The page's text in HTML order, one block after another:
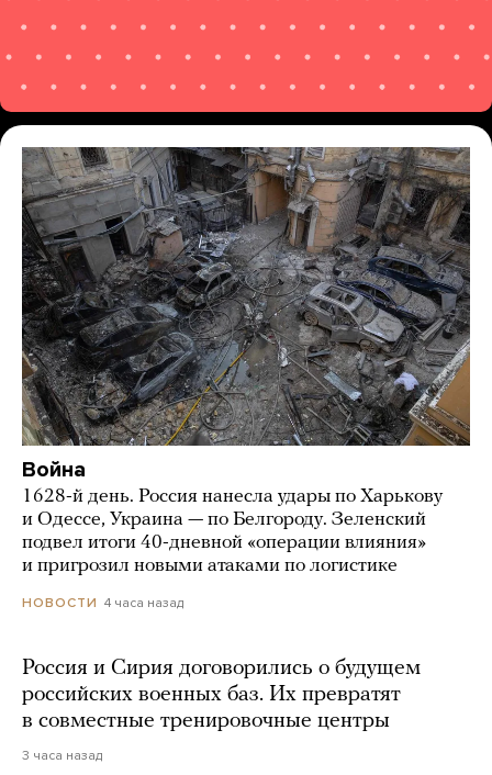
Война
1628-й день. Россия нанесла удары по Харькову
и Одессе, Украина — по Белгороду. Зеленский
подвел итоги 40-дневной «операции влияния»
и пригрозил новыми атаками по логистике
НОВОСТИ 4 часа назад
Россия и Сирия договорились о будущем
российских военных баз. Их превратят
в совместные тренировочные центры
3 часа назад